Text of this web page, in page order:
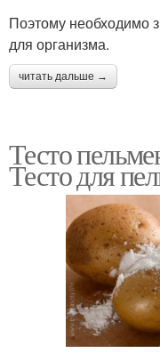
Поэтому необходимо
для организма.
читать дальше →
Тесто
Тесто для